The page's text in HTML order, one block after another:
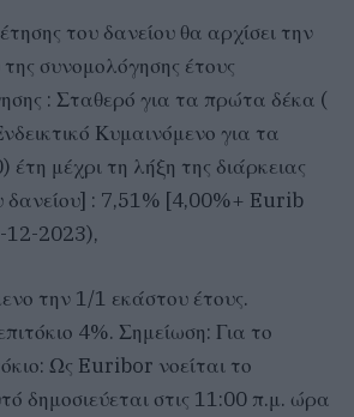
του δανείου θα αρχίσει την
συνομολόγησης έτους
: Σταθερό για τα πρώτα δέκα (
Κυμαινόμενο για τα
μέχρι τη λήξη της διάρκειας
δανείου] : 7,51% [4,00%+ Eurib
12-2023),
την 1/1 εκάστου έτους.
4%. Σημείωση: Για το
Ως Euribor νοείται το
δημοσιεύεται στις 11:00 π.μ. ώρα